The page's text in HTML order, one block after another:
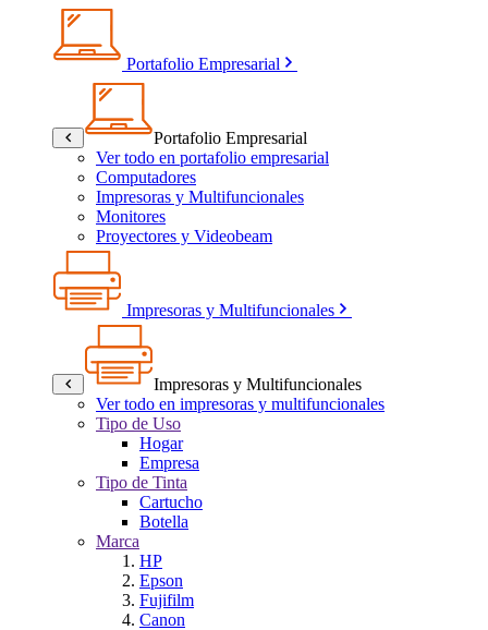
Portafolio Empresarial
Portafolio Empresarial
Ver todo en portafolio empresarial
Computadores
Impresoras y Multifuncionales
Monitores
Proyectores y Videobeam
Impresoras y Multifuncionales
Impresoras y Multifuncionales
Ver todo en impresoras y multifuncionales
Tipo de Uso
Hogar
Empresa
Tipo de Tinta
Cartucho
Botella
Marca
HP
Epson
Fujifilm
Canon